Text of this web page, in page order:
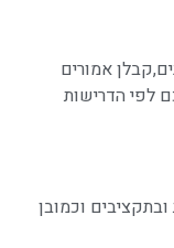
אמורים
לפי הדרישות
ובתקציבים וכמובן